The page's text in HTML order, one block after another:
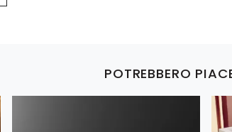
POTREBBERO